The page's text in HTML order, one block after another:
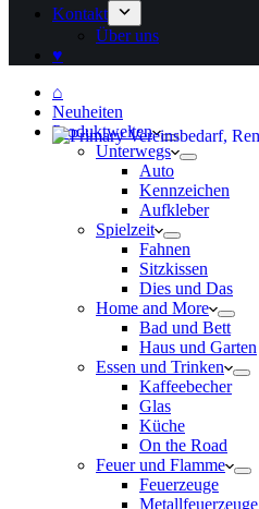
Kontakt
Über uns
♥
⌂
Neuheiten
Produktwelten
Unterwegs
Auto
Kennzeichen
Aufkleber
Spielzeit
Fahnen
Sitzkissen
Dies und Das
Home and More
Bad und Bett
Haus und Garten
Essen und Trinken
Kaffeebecher
Glas
Küche
On the Road
Feuer und Flamme
Feuerzeuge
Metallfeuerzeuge